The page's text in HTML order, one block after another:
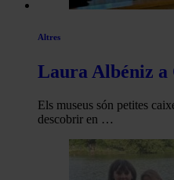
Altres
Laura Albéniz a
Els museus són petites
descobrir en …